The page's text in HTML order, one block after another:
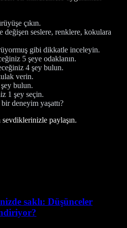
çıkın.
seslere, renklere, kokulara
gibi dikkatle inceleyin.
5 şeye odaklanın.
4 şey bulun.
verin.
bulun.
1 şey seçin.
deneyim yaşattı?
paylaşın.
saklı: Düşünceler